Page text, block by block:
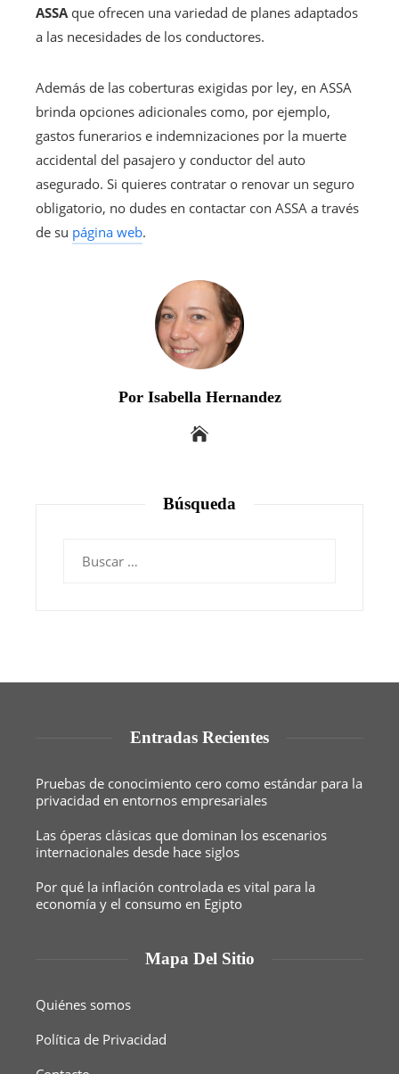
ASSAque ofrecen una variedad de planes adaptados
a las necesidades de los conductores.
Además de las coberturas exigidas por ley, en ASSA
brinda opciones adicionales como, por ejemplo,
gastos funerarios e indemnizaciones por la muerte
accidental del pasajero y conductor del auto
asegurado. Si quieres contratar o renovar un seguro
obligatorio, no dudes en contactar con ASSA a través
de su página web.
Por Isabella Hernandez
Búsqueda
Entradas Recientes
Pruebas de conocimiento cero como estándar para la
privacidad en entornos empresariales
Las óperas clásicas que dominan los escenarios
internacionales desde hace siglos
Por qué la inflación controlada es vital para la
economía y el consumo en Egipto
Mapa Del Sitio
Quiénes somos
Política de Privacidad